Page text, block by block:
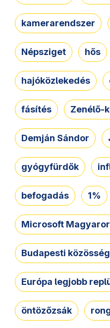
kamerarendszer
Népsziget hős
hajóközlekedés
fásítés Zenélő-
Demján Sándor
gyógyfürdők
befogadás 1%
Microsoft
Budapesti
Európa legjobb
öntözőzsák